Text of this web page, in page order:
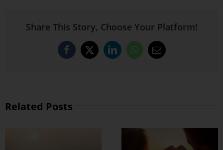
Share This Story, Choose Your Platform!
Facebook
X LinkedInWhatsApp
Email
Related Posts